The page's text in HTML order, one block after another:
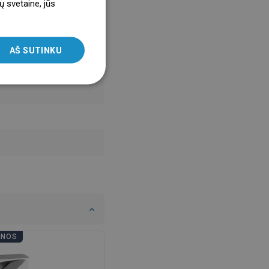
LITHUANIAN
svetaine, jūs
AŠ SUTINKU